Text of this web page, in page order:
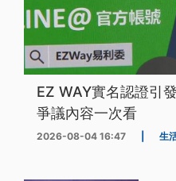
EZ WAY實名認證引
爭議內容一次看
2026-08-04 16:47 生